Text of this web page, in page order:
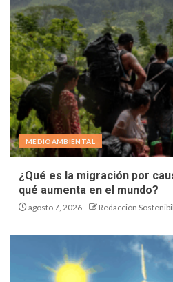
MEDIOAMBIENTAL
¿Qué es la migración por
qué aumenta en el mundo?
agosto 7, 2026 Redacción